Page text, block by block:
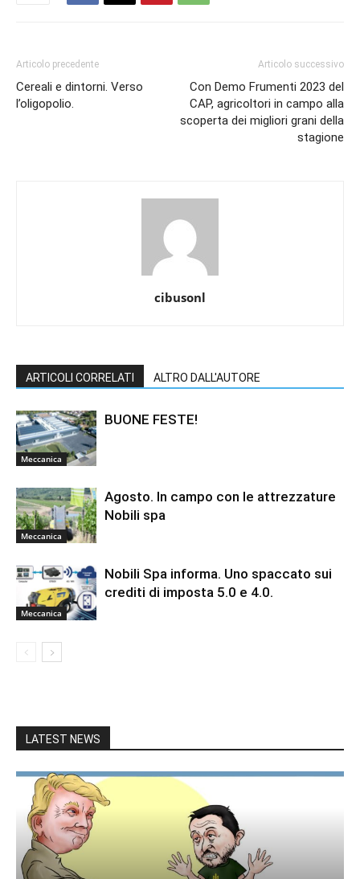
Articolo precedente
Cereali e dintorni. Verso
l’oligopolio.
Articolo successivo
Con Demo Frumenti 2023 del
CAP, agricoltori in campo alla
scoperta dei migliori grani della
stagione
cibusonl
ARTICOLI CORRELATI ALTRO DALL'AUTORE
Meccanica
BUONE FESTE!
Meccanica
Agosto. In campo con le attrezzature
Nobili spa
Meccanica
Nobili Spa informa. Uno spaccato sui
crediti di imposta 5.0 e 4.0.
LATEST NEWS